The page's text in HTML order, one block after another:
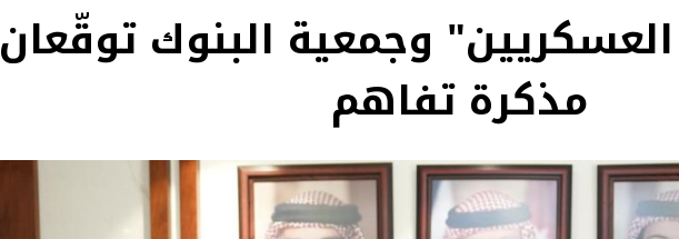
وجمعية البنوك توقّعان
مذكرة تفاهم